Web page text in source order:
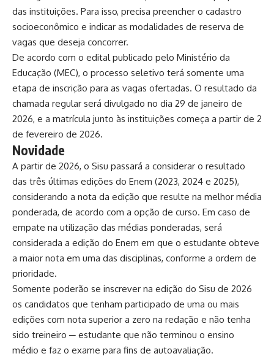
das instituições. Para isso, precisa preencher o cadastro
socioeconômico e indicar as modalidades de reserva de
vagas que deseja concorrer.
De acordo com o editalpublicado pelo Ministério da
Educação (MEC), o processo seletivo terá somente uma
etapa de inscrição para as vagas ofertadas. O resultado da
chamada regular será divulgado no dia 29 de janeiro de
2026, e a matrícula junto às instituições começa a partir de 2
de fevereiro de 2026.
Novidade
A partir de 2026, o Sisu passará a considerar o resultado
das três últimas edições do Enem (2023, 2024 e 2025),
considerando a nota da edição que resulte na melhor média
ponderada, de acordo com a opção de curso. Em caso de
empate na utilização das médias ponderadas, será
considerada a edição do Enem em que o estudante obteve
a maior nota em uma das disciplinas, conforme a ordem de
prioridade.
Somente poderão se inscrever na edição do Sisu de 2026
os candidatos que tenham participado de uma ou mais
edições com nota superior a zero na redação e não tenha
sido treineiro ─ estudante que não terminou o ensino
médio e faz o exame para fins de autoavaliação.